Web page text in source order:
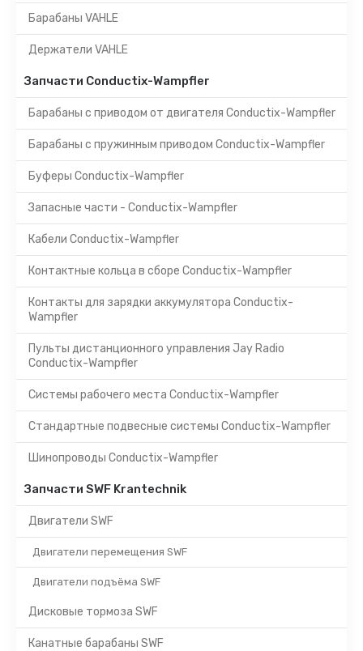
Барабаны VAHLE
Держатели VAHLE
Запчасти Conductix-Wampfler
Барабаны с приводом от двигателя Conductix-Wampfler
Барабаны с пружинным приводом Conductix-Wampfler
Буферы Conductix-Wampfler
Запасные части - Conductix-Wampfler
Кабели Conductix-Wampfler
Контактные кольца в сборе Conductix-Wampfler
Контакты для зарядки аккумулятора Conductix-
Wampfler
Пульты дистанционного управления Jay Radio
Conductix-Wampfler
Системы рабочего места Conductix-Wampfler
Стандартные подвесные системы Conductix-Wampfler
Шинопроводы Conductix-Wampfler
Запчасти SWF Krantechnik
Двигатели SWF
Двигатели перемещения SWF
Двигатели подъёма SWF
Дисковые тормоза SWF
Канатные барабаны SWF